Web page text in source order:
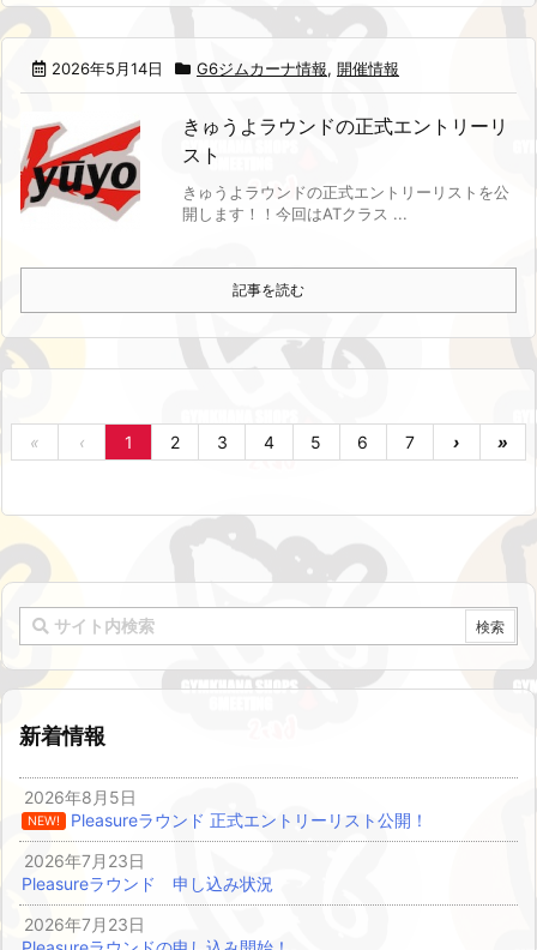
2026年5月14日 G6ジムカーナ情報, 開催情報
きゅうよラウンドの正式エントリーリ
スト
きゅうよラウンドの正式エントリーリストを公
開します！！ 今回はATクラス ...
記事を読む
« ‹ 1 2 3 4 5 6 7 › »
新着情報
2026年8月5日
NEW!
Pleasureラウンド 正式エントリーリスト公開！
2026年7月23日
Pleasureラウンド 申し込み状況
2026年7月23日